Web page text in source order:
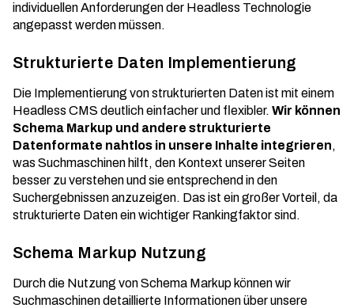
individuellen Anforderungen der Headless Technologie
angepasst werden müssen.
Strukturierte Daten Implementierung
Die Implementierung von strukturierten Daten ist mit einem
Headless CMS deutlich einfacher und flexibler. Wir können
Schema Markup und andere strukturierte
Datenformate nahtlos in unsere Inhalte integrieren,
was Suchmaschinen hilft, den Kontext unserer Seiten
besser zu verstehen und sie entsprechend in den
Suchergebnissen anzuzeigen. Das ist ein großer Vorteil, da
strukturierte Daten ein wichtiger Rankingfaktor sind.
Schema Markup Nutzung
Durch die Nutzung vonSchema Markup können wir
Suchmaschinen detaillierte Informationen über unsere